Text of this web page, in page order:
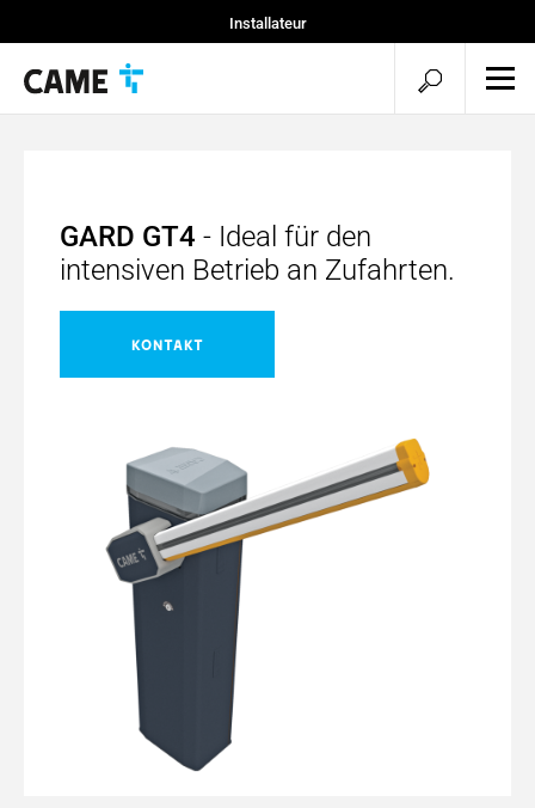
Installateur
Suche
öffnen
GARD GT4 - Ideal für den
intensiven Betrieb an Zufahrten.
KONTAKT